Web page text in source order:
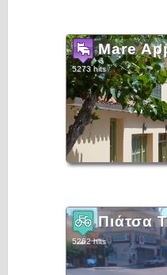
Mare
5273 hits
Πιάτσα
5262 hits